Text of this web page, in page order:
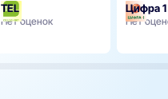
TEL
Нет оценок
Цифра 1
Нет